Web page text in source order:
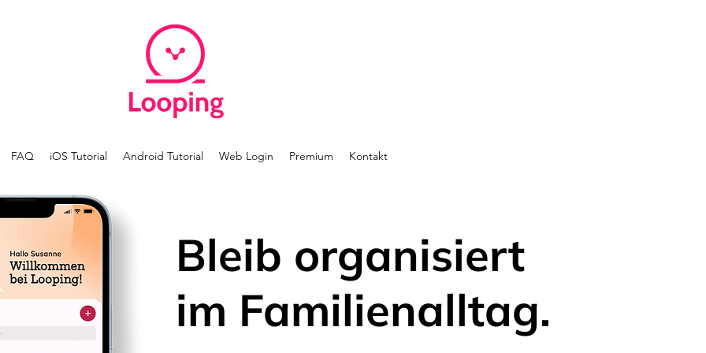
FAQ iOS Tutorial Android Tutorial Web Login Premium Kontakt
Bleib organisiert
im Familienalltag.